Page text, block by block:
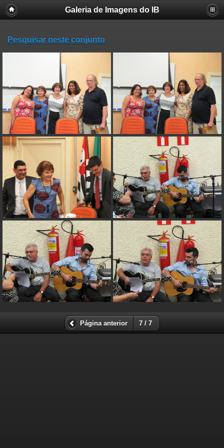
Galeria de Imagens do IB
Pesquisar neste conjunto
Página anterior 7 / 7